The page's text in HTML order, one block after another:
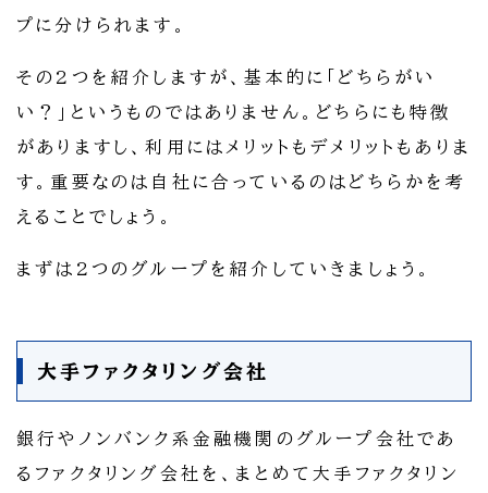
プに分けられます。
その2つを紹介しますが、基本的に「どちらがい
い？」というものではありません。どちらにも特徴
がありますし、利用にはメリットもデメリットもありま
す。重要なのは自社に合っているのはどちらかを考
えることでしょう。
まずは2つのグループを紹介していきましょう。
大手ファクタリング会社
銀行やノンバンク系金融機関のグループ会社であ
るファクタリング会社を、まとめて大手ファクタリン